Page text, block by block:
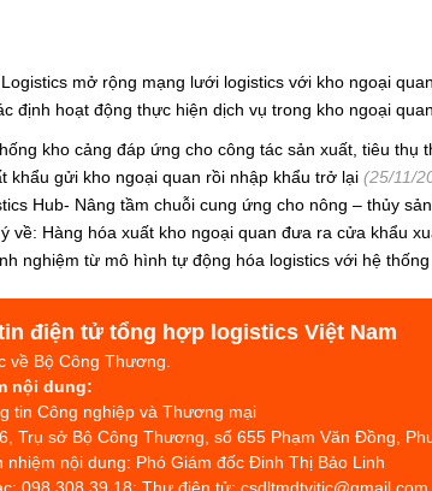
mở rộng mạng lưới logistics với kho ngoại
định hoạt động thực hiện dịch vụ trong kho ngoại quan
kho cảng đáp ứng cho công tác sản xuất, tiêu thụ
khẩu gửi kho ngoại quan rồi nhập khẩu trở lại (25/11/
Hub- Nâng tầm chuỗi cung ứng cho nông – thủy
về: Hàng hóa xuất kho ngoại quan đưa ra cửa khẩu
nghiệm từ mô hình tự động hóa logistics với hệ
điện tử tổng hợp logistics Việt Nam
về Bộ Công Thương.
nội dung:
tin Công nghiệp và Thương mại
Trụ sở Bộ Công Thương, số 655 Phạm Văn Đồng,
nhiệm nội dung: Phó Giám đốc Đinh Thị Bảo Linh